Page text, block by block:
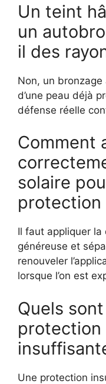
Un teint
un
il des
Non, un bronzage
d’une peau déjà
défense réelle
Comment
solaire
protection
Il faut appliquer la
généreuse et
renouveler
lorsque l’on est
Quels
protection
Une protection